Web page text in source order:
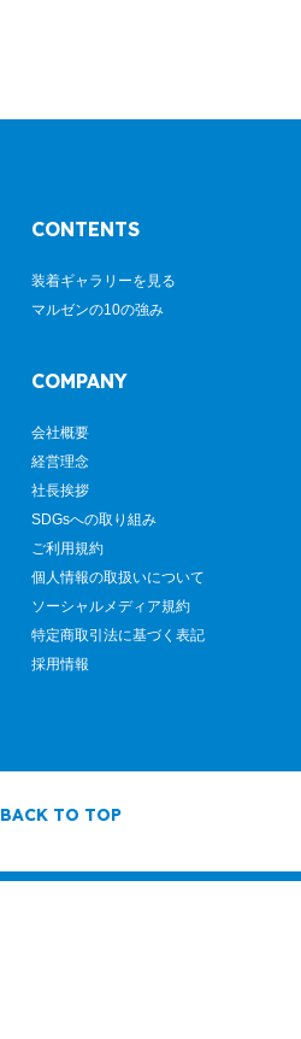
CONTENTS
装着ギャラリーを見る
マルゼンの10の強み
COMPANY
会社概要
経営理念
社長挨拶
SDGsへの取り組み
ご利用規約
個人情報の取扱いについて
ソーシャルメディア規約
特定商取引法に基づく表記
採用情報
BACK TO TOP